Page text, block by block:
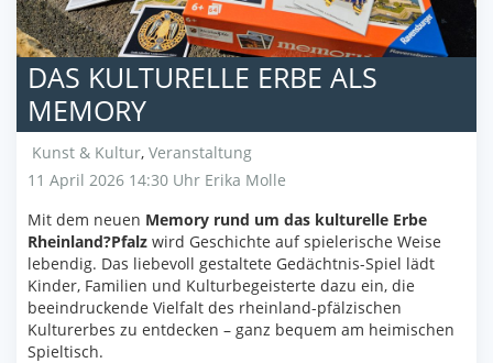
DAS KULTURELLE ERBE ALS
MEMORY
Kunst & Kultur, Veranstaltung
11 April 2026 14:30 Uhr Erika Molle
Mit dem neuen Memory rund um das kulturelle Erbe
Rheinland?Pfalz wird Geschichte auf spielerische Weise
lebendig. Das liebevoll gestaltete Gedächtnis-Spiel lädt
Kinder, Familien und Kulturbegeisterte dazu ein, die
beeindruckende Vielfalt des rheinland-pfälzischen
Kulturerbes zu entdecken – ganz bequem am heimischen
Spieltisch.